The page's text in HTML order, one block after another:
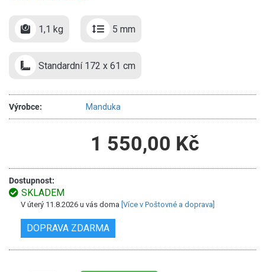
1,1 kg 5 mm
Standardní 172 x 61 cm
Výrobce: Manduka
1 550,00 Kč
Dostupnost:
SKLADEM
V úterý 11.8.2026 u vás doma [Více v Poštovné a doprava]
DOPRAVA ZDARMA